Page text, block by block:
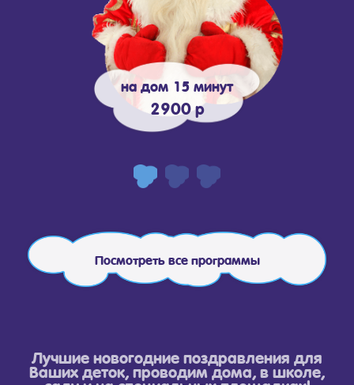
на дом 15 минут
2900 р
Посмотреть все программы
Лучшие новогодние поздравления для
Ваших деток, проводим дома, в школе,